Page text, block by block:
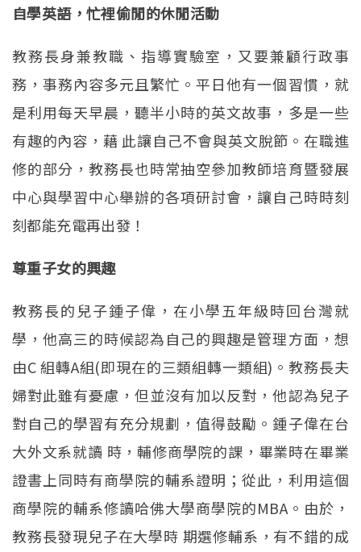
自學英語，忙裡偷閒的休閒活動
教務長身兼教職、指導實驗室，又要兼顧行政事
務，事務內容多元且繁忙。平日他有一個習慣，就
是利用每天早晨，聽半小時的英文故事，多是一些
有趣的內容，藉 此讓自己不會與英文脫節。在職進
修的部分，教務長也時常抽空參加教師培育暨發展
中心與學習中心舉辦的各項研討會，讓自己時時刻
刻都能充電再出發！
尊重子女的興趣
教務長的兒子鍾子偉，在小學五年級時回台灣就
學，他高三的時候認為自己的興趣是管理方面，想
由C 組轉A組(即現在的三類組轉一類組)。教務長夫
婦對此雖有憂慮，但並沒有加以反對，他認為兒子
對自己的學習有充分規劃，值得鼓勵。鍾子偉在台
大外文系就讀 時，輔修商學院的課，畢業時在畢業
證書上同時有商學院的輔系證明；從此，利用這個
商學院的輔系修讀哈佛大學商學院的MBA。由於，
教務長發現兒子在大學時 期選修輔系，有不錯的成